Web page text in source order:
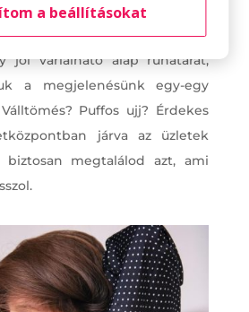
évre jellemző friss trendeket,
a klasszikus darabokból
jól variálható alap ruhatárat,
a megjelenésünk egy-egy
Puffos ujj? Érdekes
járva az üzletek
biztosan megtalálod azt, ami
a beállításokat